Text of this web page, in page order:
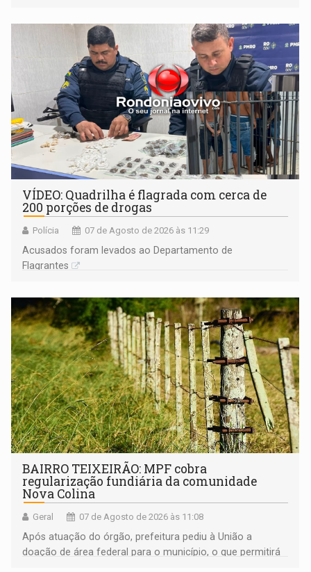
VÍDEO: Quadrilha é flagrada com cerca de
200 porções de drogas
Polícia 07 de Agosto de 2026 às 11:29
Acusados foram levados ao Departamento de
Flagrantes
BAIRRO TEIXEIRÃO: MPF cobra
regularização fundiária da comunidade
Nova Colina
Geral 07 de Agosto de 2026 às 11:08
Após atuação do órgão, prefeitura pediu à União a
doação de área federal para o município, o que permitirá